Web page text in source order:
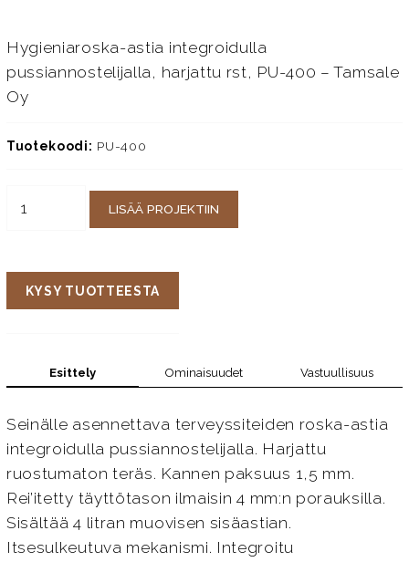
Hygieniaroska-astia integroidulla
pussiannostelijalla, harjattu rst, PU-400 – Tamsale
Oy
Tuotekoodi: PU-400
LISÄÄ PROJEKTIIN
KYSY TUOTTEESTA
Esittely Ominaisuudet Vastuullisuus
Seinälle asennettava terveyssiteiden roska-astia
integroidulla pussiannostelijalla. Harjattu
ruostumaton teräs. Kannen paksuus 1,5 mm.
Rei’itetty täyttötason ilmaisin 4 mm:n porauksilla.
Sisältää 4 litran muovisen sisäastian.
Itsesulkeutuva mekanismi. Integroitu